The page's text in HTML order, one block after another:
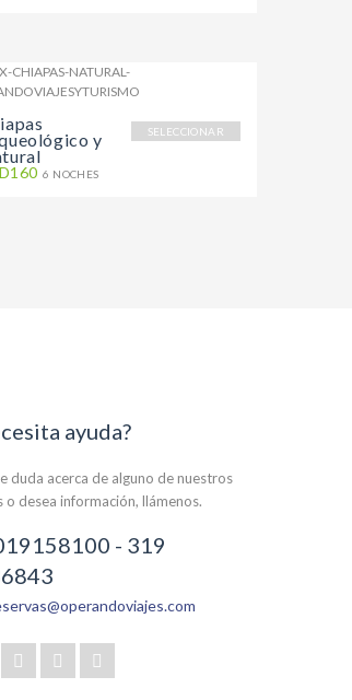
SELECCIONAR
y
6 NOCHES
ayuda?
duda acerca de alguno de nuestros
o desea información, llámenos.
- 319